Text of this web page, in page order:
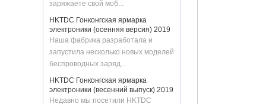
подсветкой и
портом для зарядки
Apple Watch (MH-D70)
Горячий коврик для
мыши с беспроводным
2-в-1, мощностью 15 Вт
и настраиваемой
тканевой поверхностью
HKTDC Гонконгская ярмарка
Наша фабрика разработала и
запустила несколько новых моделей
беспроводных заряд...
HKTDC Гонконгская ярмарка
Недавно мы посетили HKTDC
Гонконгская ярмарка электроники